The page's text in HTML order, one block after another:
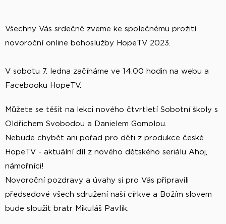
Všechny Vás srdečně zveme ke společnému prožití
novoroční online bohoslužby HopeTV 2023.
V sobotu 7. ledna začínáme ve 14:00 hodin na webu a
Facebooku HopeTV.
Můžete se těšit na lekci nového čtvrtletí Sobotní školy s
Oldřichem Svobodou a Danielem Gomolou.
Nebude chybět ani pořad pro děti z produkce české
HopeTV - aktuální díl z nového dětského seriálu Ahoj,
námořníci!
Novoroční pozdravy a úvahy si pro Vás připravili
předsedové všech sdružení naší církve a Božím slovem
bude sloužit bratr Mikuláš Pavlík.